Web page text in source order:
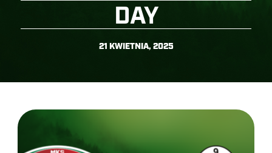
DAY
21 KWIETNIA, 2025